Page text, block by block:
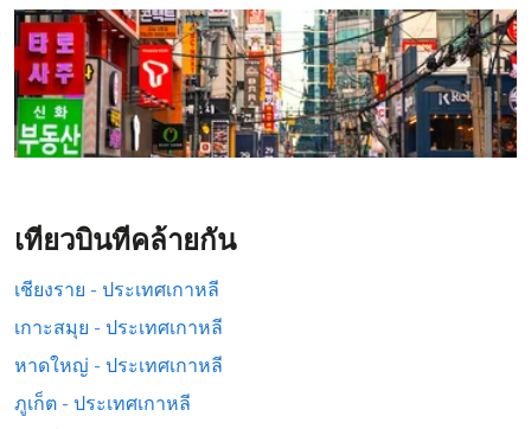
เที่ยวบินที่คล้ายกัน
เชียงราย - ประเทศเกาหลี
เกาะสมุย - ประเทศเกาหลี
หาดใหญ่ - ประเทศเกาหลี
ภูเก็ต - ประเทศเกาหลี